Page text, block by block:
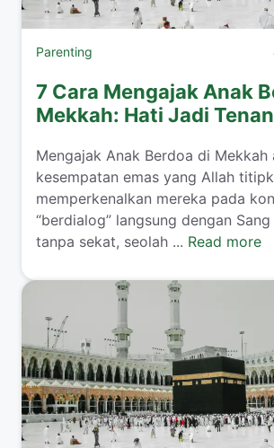
Parenting
7 Cara Mengajak Anak
Mekkah: Hati Jadi
​Mengajak Anak Berdoa di Mekkah
kesempatan emas yang Allah
memperkenalkan mereka pada
“berdialog” langsung dengan
tanpa sekat, seolah ... Read more